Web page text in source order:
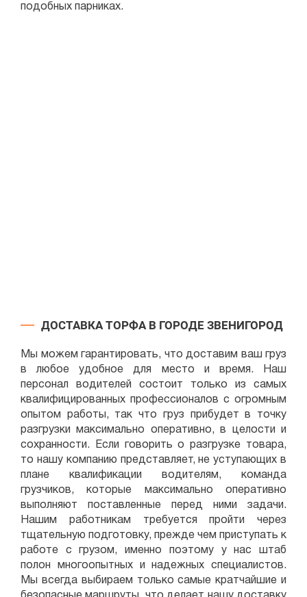
подобных парниках.
ДОСТАВКА ТОРФА В ГОРОДЕ ЗВЕНИГОРОД
Мы можем гарантировать, что доставим ваш груз
в любое удобное для место и время. Наш
персонал водителей состоит только из самых
квалифицированных профессионалов с огромным
опытом работы, так что груз прибудет в точку
разгрузки максимально оперативно, в целости и
сохранности. Если говорить о разгрузке товара,
то нашу компанию представляет, не уступающих в
плане квалификации водителям, команда
грузчиков, которые максимально оперативно
выполняют поставленные перед ними задачи.
Нашим работникам требуется пройти через
тщательную подготовку, прежде чем приступать к
работе с грузом, именно поэтому у нас штаб
полон многоопытных и надежных специалистов.
Мы всегда выбираем только самые кратчайшие и